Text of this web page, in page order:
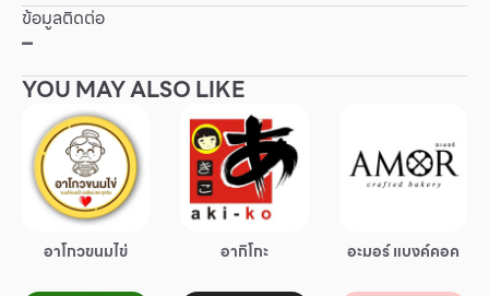
Service
Superstores
สมาชิก F-MEMBER
กิจกรรมและโปรโมชั่น
ข้อมูลติดต่อ
–
YOU MAY ALSO LIKE
อาโกวขนมไข่ อากิโกะ อะมอร์ แบงค์คอค